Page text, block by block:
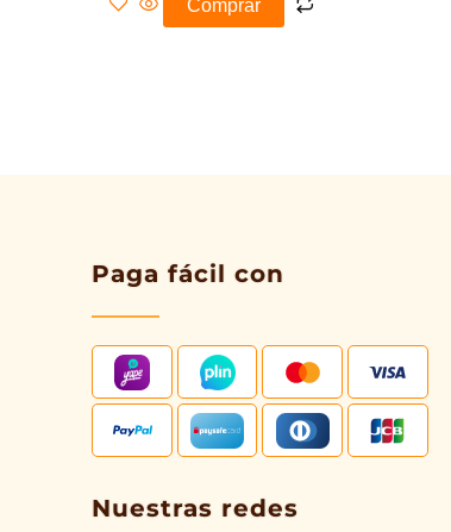
Comprar
Paga fácil con
Nuestras redes